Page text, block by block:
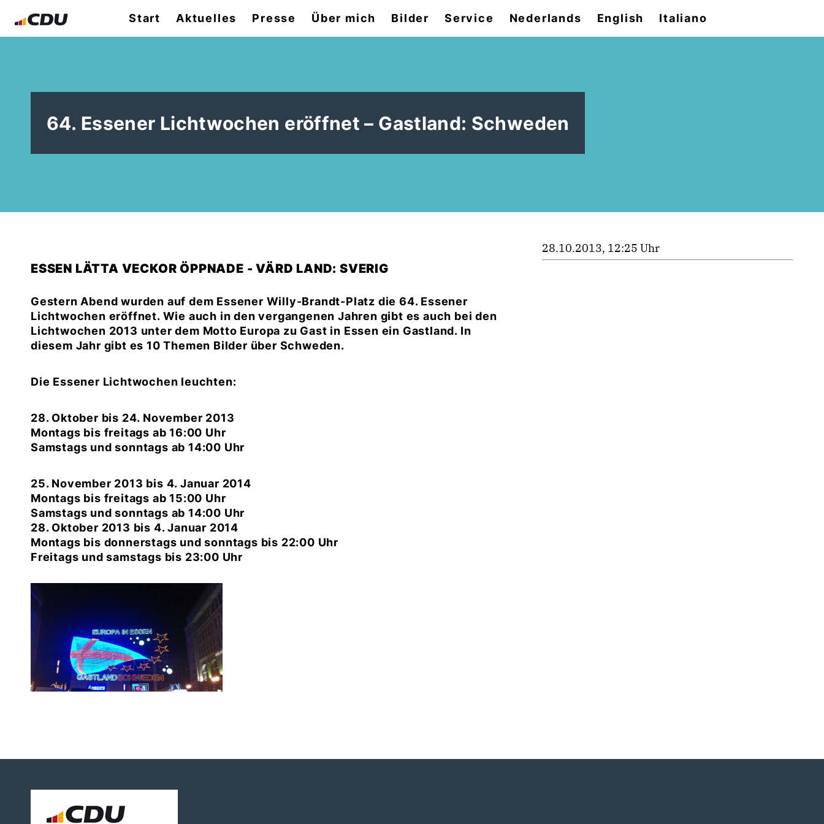
Start Aktuelles Presse Über mich Bilder Service Nederlands English Italiano
64. Essener Lichtwochen eröffnet – Gastland: Schweden
ESSEN LÄTTA VECKOR ÖPPNADE - VÄRD LAND: SVERIG
Gestern Abend wurden auf dem Essener Willy-Brandt-Platz die 64. Essener
Lichtwochen eröffnet. Wie auch in den vergangenen Jahren gibt es auch bei den
Lichtwochen 2013 unter dem Motto Europa zu Gast in Essen ein Gastland. In
diesem Jahr gibt es 10 Themen Bilder über Schweden.
Die Essener Lichtwochen leuchten:
28. Oktober bis 24. November 2013
Montags bis freitags ab 16:00 Uhr
Samstags und sonntags ab 14:00 Uhr
25. November 2013 bis 4. Januar 2014
Montags bis freitags ab 15:00 Uhr
Samstags und sonntags ab 14:00 Uhr
28. Oktober 2013 bis 4. Januar 2014
Montags bis donnerstags und sonntags bis 22:00 Uhr
Freitags und samstags bis 23:00 Uhr
28.10.2013, 12:25 Uhr